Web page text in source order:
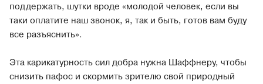
поддержать, шутки вроде «молодой человек, если вы
таки оплатите наш звонок, я, так и быть, готов вам буду
все разъяснить».
Эта карикатурность сил добра нужна Шаффнеру, чтобы
снизить пафос и скормить зрителю свой природный